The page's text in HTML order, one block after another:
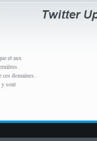
et aux
ces domaines.
y sont